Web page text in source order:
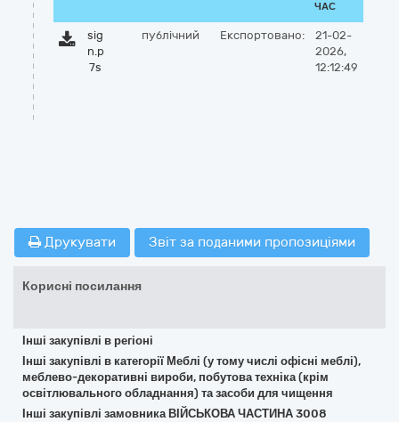
ЧАС
sig
n.p
7s
публічний Експортовано:
21-02-
2026,
12:12:49
Друкувати Звіт за поданими пропозиціями
Корисні посилання
Інші закупівлі в регіоні
Інші закупівлі в категорії Меблі (у тому числі офісні меблі),
меблево-декоративні вироби, побутова техніка (крім
освітлювального обладнання) та засоби для чищення
Інші закупівлі замовника ВІЙСЬКОВА ЧАСТИНА 3008